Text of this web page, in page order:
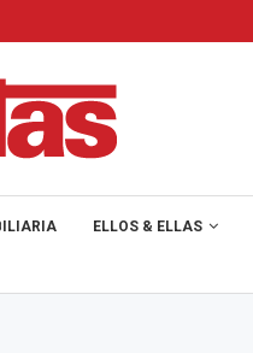
ELLOS & ELLAS